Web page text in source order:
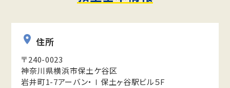
住所
〒240-0023
神奈川県横浜市保土ケ谷区
岩井町1-7アーバン・Ⅰ保土ヶ谷駅ビル５F